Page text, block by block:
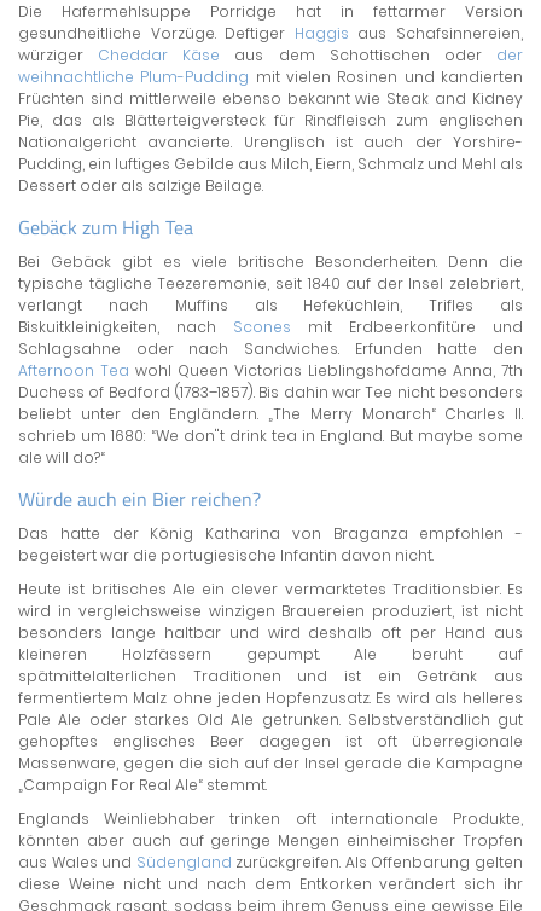
Die Hafermehlsuppe Porridge hat in fettarmer Version
gesundheitliche Vorzüge. Deftiger Haggis aus Schafsinnereien,
würziger Cheddar Käse aus dem Schottischen oder der
weihnachtliche Plum-Pudding mit vielen Rosinen und kandierten
Früchten sind mittlerweile ebenso bekannt wie Steak and Kidney
Pie, das als Blätterteigversteck für Rindfleisch zum englischen
Nationalgericht avancierte. Urenglisch ist auch der Yorshire-
Pudding, ein luftiges Gebilde aus Milch, Eiern, Schmalz und Mehl als
Dessert oder als salzige Beilage.
Gebäck zum High Tea
Bei Gebäck gibt es viele britische Besonderheiten. Denn die
typische tägliche Teezeremonie, seit 1840 auf der Insel zelebriert,
verlangt nach Muffins als Hefeküchlein, Trifles als
Biskuitkleinigkeiten, nach Scones mit Erdbeerkonfitüre und
Schlagsahne oder nach Sandwiches. Erfunden hatte den
Afternoon Tea wohl Queen Victorias Lieblingshofdame Anna, 7th
Duchess of Bedford (1783–1857). Bis dahin war Tee nicht besonders
beliebt unter den Engländern. „The Merry Monarch“ Charles II.
schrieb um 1680: “We don''t drink tea in England. But maybe some
ale will do?“
Würde auch ein Bier reichen?
Das hatte der König Katharina von Braganza empfohlen -
begeistert war die portugiesische Infantin davon nicht.
Heute ist britisches Ale ein clever vermarktetes Traditionsbier. Es
wird in vergleichsweise winzigen Brauereien produziert, ist nicht
besonders lange haltbar und wird deshalb oft per Hand aus
kleineren Holzfässern gepumpt. Ale beruht auf
spätmittelalterlichen Traditionen und ist ein Getränk aus
fermentiertem Malz ohne jeden Hopfenzusatz. Es wird als helleres
Pale Ale oder starkes Old Ale getrunken. Selbstverständlich gut
gehopftes englisches Beer dagegen ist oft überregionale
Massenware, gegen die sich auf der Insel gerade die Kampagne
„Campaign For Real Ale“ stemmt.
Englands Weinliebhaber trinken oft internationale Produkte,
könnten aber auch auf geringe Mengen einheimischer Tropfen
aus Wales und Südengland zurückgreifen. Als Offenbarung gelten
diese Weine nicht und nach dem Entkorken verändert sich ihr
Geschmack rasant, sodass beim ihrem Genuss eine gewisse Eile